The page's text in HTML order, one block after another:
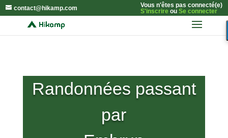
contact@hikamp.com
Vous n'êtes pas connecté(e)
S'inscrireou Se connecter
Randonnées passant
par